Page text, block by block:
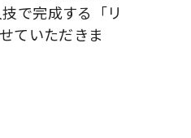
で完成する「リ
ていただきま